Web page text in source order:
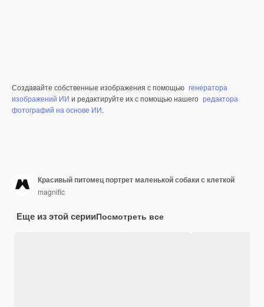
Создавайте собственные изображения с помощью генератора
изображений ИИ и редактируйте их с помощью нашего редактора
фотографий на основе ИИ.
Красивый питомец портрет маленькой собаки с клеткой
magnific
Еще из этой серииПосмотреть все